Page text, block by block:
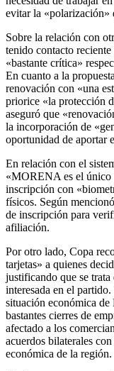
evitar la «polarización»
Sobre la relación con
tenido contacto
«bastante crítica»
En cuanto a la
renovación con «una
priorice «la protección
aseguró que
la incorporación de
oportunidad de aportar
En relación con el
«MORENA es el único
inscripción con
físicos. Según
de inscripción para
afiliación.
Por otro lado, Copa
tarjetas» a quienes
justificando que se
interesada en el
situación económica
bastantes cierres de
afectado a los
acuerdos bilaterales
económica de la región.